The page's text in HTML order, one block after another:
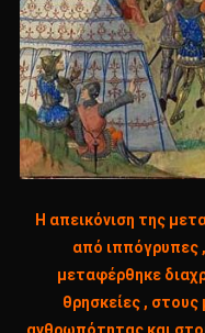
Η απεικόνιση της
από ιππόγρυπες
μεταφέρθηκε
θρησκείες ,